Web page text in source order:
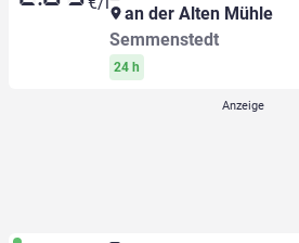
an der Alten Mühle
Semmenstedt
24 h